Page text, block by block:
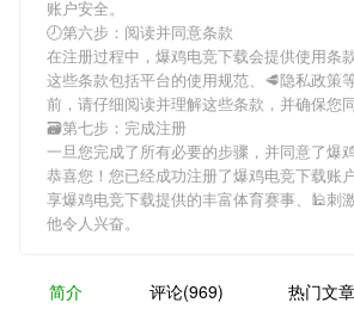
账户安全。
🕗第六步：阅读并同意条款
在注册过程中，爆鸡电竞下载会提供使用条
这些条款包括平台的使用规范、🥩隐私政策
前，请仔细阅读并理解这些条款，并确保您
🗃第七步：完成注册
一旦您完成了所有必要的步骤，并同意了爆
恭喜您！您已经成功注册了爆鸡电竞下载账
享爆鸡电竞下载提供的丰富体育赛事、🕌刺
他令人兴奋。
简介 评论(969) 热门文章